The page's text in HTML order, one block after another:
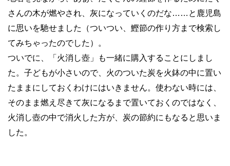
さんの木が燃やされ、灰になっていくのだな……と鹿児島
に思いを馳せました（ついつい、鰹節の作り方まで検索し
てみちゃったのでした）。
ついでに、「火消し壺」も一緒に購入することにしまし
た。子どもが小さいので、火のついた炭を火鉢の中に置い
たままにしておくわけにはいきません。使わない時には、
そのまま燃え尽きて灰になるまで置いておくのではなく、
火消し壺の中で消火した方が、炭の節約にもなると思いま
した。